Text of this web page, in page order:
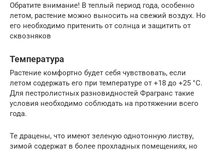
Обратите внимание! В теплый период года, особенно
летом, растение можно выносить на свежий воздух. Но
его необходимо притенить от солнца и защитить от
сквозняков
Температура
Растение комфортно будет себя чувствовать, если
летом содержать его при температуре от +18 до +25 °C.
Для пестролистных разновидностей Фрагранс такие
условия необходимо соблюдать на протяжении всего
года.
Те драцены, что имеют зеленую однотонную листву,
зимой содержат в более прохладных помещениях, но